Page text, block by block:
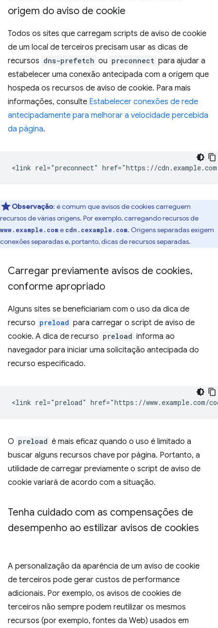
origem do aviso de cookie
Todos os sites que carregam scripts de aviso de cookie
de um local de terceiros precisam usar as dicas de
recursos dns-prefetch ou preconnect para ajudar a
estabelecer uma conexão antecipada com a origem que
hospeda os recursos de aviso de cookie. Para mais
informações, consulte Estabelecer conexões de rede
antecipadamente para melhorar a velocidade percebida
da página.
Observação: é comum que avisos de cookies carreguem
recursos de várias origens. Por exemplo, carregando recursos de
www.example.come cdn.cexample.com. Origens separadas exigem
conexões separadas e, portanto, dicas de recursos separadas.
Carregar previamente avisos de cookies,
conforme apropriado
Alguns sites se beneficiariam com o uso da dica de
recurso preload para carregar o script de aviso de
cookie. A dica de recurso preload informa ao
navegador para iniciar uma solicitação antecipada do
recurso especificado.
O preload é mais eficaz quando o uso é limitado a
buscar alguns recursos chave por página. Portanto, a
utilidade de carregar previamente o script de aviso de
cookie variará de acordo com a situação.
Tenha cuidado com as compensações de
desempenho ao estilizar avisos de cookies
A personalização da aparência de um aviso de cookie
de terceiros pode gerar custos de performance
adicionais. Por exemplo, os avisos de cookies de
terceiros não sempre podem reutilizar os mesmos
recursos (por exemplo, fontes da Web) usados em